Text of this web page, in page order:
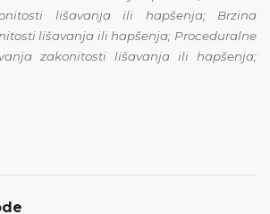
lišavanja ili hapšenja; Brzina
lišavanja ili hapšenja; Proceduralne
zakonitosti lišavanja ili hapšenja;